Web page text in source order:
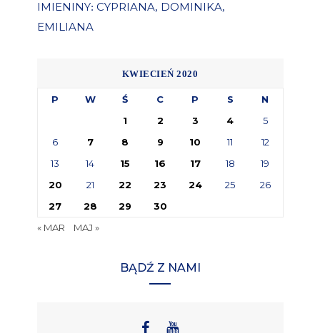
IMIENINY: CYPRIANA, DOMINIKA,
EMILIANA
KWIECIEŃ 2020
P W Ś C P S
N
1
2 3 4
5
6
7 8 9 10 11
12
13
14 15 16 17 18
19
20
21 22 23 24 25
26
27
28 29
30
« MAR
MAJ »
BĄDŹ Z NAMI